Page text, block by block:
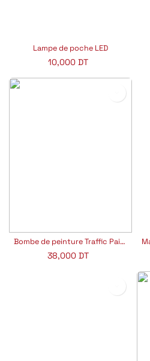
Lampe de poche LED
10,000 DT
Bombe de peinture Traffic Paint pour Striper 1
38,000 DT